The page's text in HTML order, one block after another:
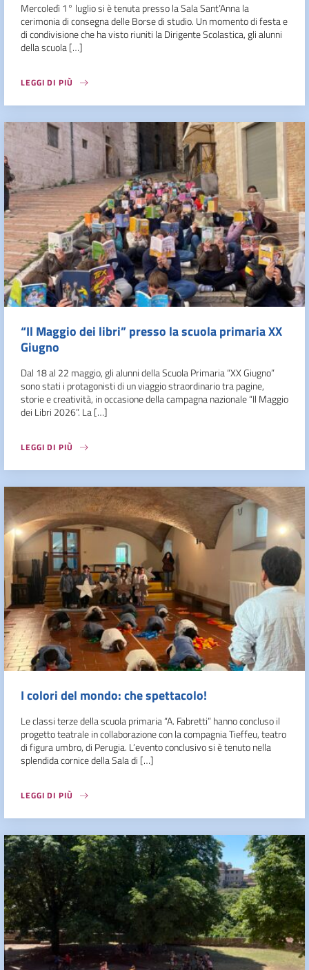
Mercoledì 1° luglio si è tenuta presso la Sala Sant’Anna la
cerimonia di consegna delle Borse di studio. Un momento di festa e
di condivisione che ha visto riuniti la Dirigente Scolastica, gli alunni
della scuola […]
LEGGI DI PIÙ
“Il Maggio dei libri” presso la scuola primaria XX
Giugno
Dal 18 al 22 maggio, gli alunni della Scuola Primaria “XX Giugno”
sono stati i protagonisti di un viaggio straordinario tra pagine,
storie e creatività, in occasione della campagna nazionale “Il Maggio
dei Libri 2026”. La […]
LEGGI DI PIÙ
I colori del mondo: che spettacolo!
Le classi terze della scuola primaria “A. Fabretti” hanno concluso il
progetto teatrale in collaborazione con la compagnia Tieffeu, teatro
di figura umbro, di Perugia. L’evento conclusivo si è tenuto nella
splendida cornice della Sala di […]
LEGGI DI PIÙ